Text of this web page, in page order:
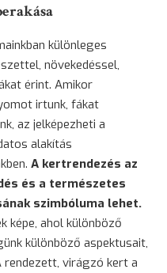
különleges
növekedéssel,
érint. Amikor
irtunk, fákat
az jelképezheti a
alakítás
A kertrendezés az
és a természetes
szimbóluma lehet.
képe, ahol különböző
különböző aspektusait,
rendezett, virágzó kert a